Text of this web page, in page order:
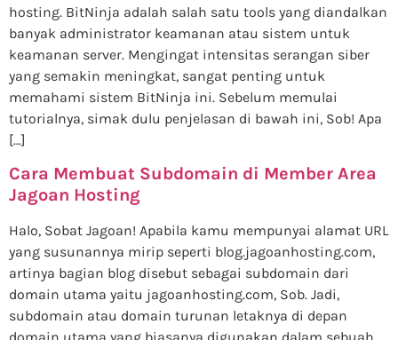
hosting. BitNinja adalah salah satu tools yang diandalkan
banyak administrator keamanan atau sistem untuk
keamanan server. Mengingat intensitas serangan siber
yang semakin meningkat, sangat penting untuk
memahami sistem BitNinja ini. Sebelum memulai
tutorialnya, simak dulu penjelasan di bawah ini, Sob! Apa
[…]
Cara Membuat Subdomain di Member Area
Jagoan Hosting
Halo, Sobat Jagoan! Apabila kamu mempunyai alamat URL
yang susunannya mirip seperti blog.jagoanhosting.com,
artinya bagian blog disebut sebagai subdomain dari
domain utama yaitu jagoanhosting.com, Sob. Jadi,
subdomain atau domain turunan letaknya di depan